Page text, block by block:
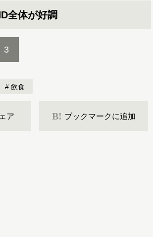
全体が好調
3
飲食
ア B! ブックマークに追加